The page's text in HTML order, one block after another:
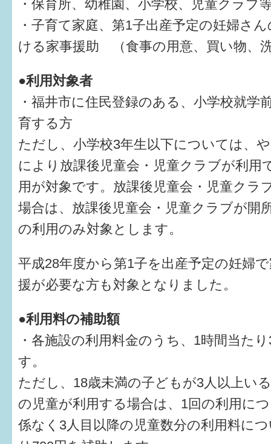
・保育所、幼稚園、小学校、児童クラブ
・子育て家庭、第1子出産予定の妊婦さ
ける家事援助 （食事の用意、買い物、
●利用対象者
・福井市に住民登録のある、小学校就学
育する方
ただし、小学校3年生以下については、
により放課後児童会・児童クラブが利用
用が対象です。放課後児童会・児童クラ
場合は、放課後児童会・児童クラブが開
の利用のみ対象とします。
平成28年度から第1子を出産予定の妊婦
援が必要な方も対象となりました。
●利用料の補助額
・各施設の利用料金のうち、1時間当た
す。
ただし、18歳未満の子どもが3人以上い
の児童が利用する場合は、1回の利用に
係なく3人目以降の児童数分の利用料に